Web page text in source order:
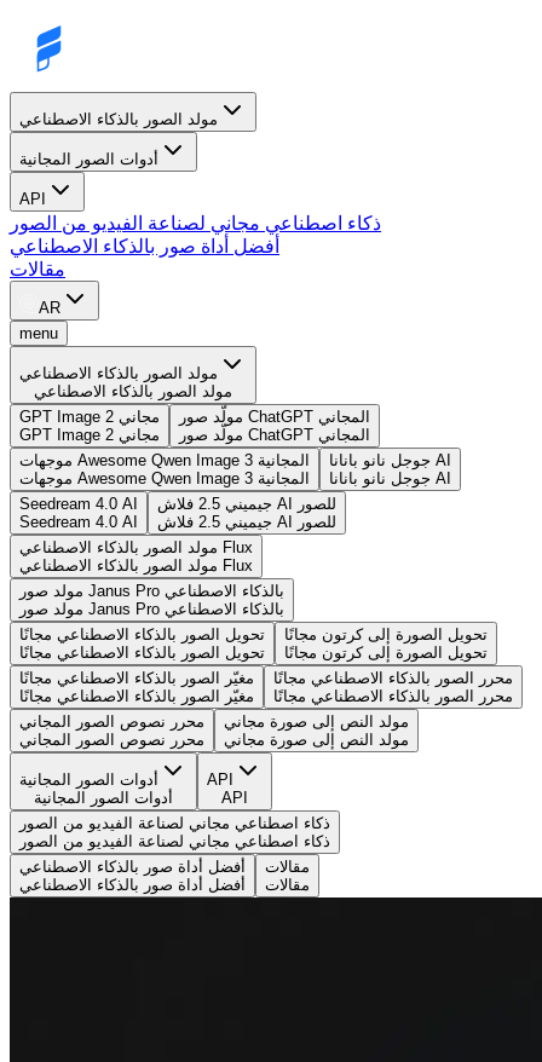
مولد الصور بالذكاء الاصطناعي
أدوات الصور المجانية
API
ذكاء اصطناعي مجاني لصناعة الفيديو من الصور
أفضل أداة صور بالذكاء الاصطناعي
مقالات
AR
menu
مولد الصور بالذكاء الاصطناعي
مولد الصور بالذكاء الاصطناعي
GPT Image 2 مجاني
GPT Image 2 مجاني
مولّد صور ChatGPT المجاني
مولّد صور ChatGPT المجاني
موجهات Awesome Qwen Image 3 المجانية
موجهات Awesome Qwen Image 3 المجانية
جوجل نانو بانانا AI
جوجل نانو بانانا AI
Seedream 4.0 AI
Seedream 4.0 AI
جيميني 2.5 فلاش AI للصور
جيميني 2.5 فلاش AI للصور
مولد الصور بالذكاء الاصطناعي Flux
مولد الصور بالذكاء الاصطناعي Flux
مولد صور Janus Pro بالذكاء الاصطناعي
مولد صور Janus Pro بالذكاء الاصطناعي
تحويل الصور بالذكاء الاصطناعي مجانًا
تحويل الصور بالذكاء الاصطناعي مجانًا
تحويل الصورة إلى كرتون مجانًا
تحويل الصورة إلى كرتون مجانًا
مغيّر الصور بالذكاء الاصطناعي مجانًا
مغيّر الصور بالذكاء الاصطناعي مجانًا
محرر الصور بالذكاء الاصطناعي مجانًا
محرر الصور بالذكاء الاصطناعي مجانًا
محرر نصوص الصور المجاني
محرر نصوص الصور المجاني
مولد النص إلى صورة مجاني
مولد النص إلى صورة مجاني
أدوات الصور المجانية
أدوات الصور المجانية
API
API
ذكاء اصطناعي مجاني لصناعة الفيديو من الصور
ذكاء اصطناعي مجاني لصناعة الفيديو من الصور
أفضل أداة صور بالذكاء الاصطناعي
أفضل أداة صور بالذكاء الاصطناعي
مقالات
مقالات